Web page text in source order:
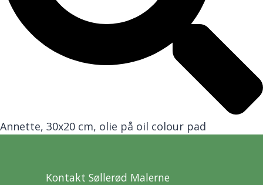
Annette, 30x20 cm, olie på oil colour pad
Kontakt Søllerød Malerne